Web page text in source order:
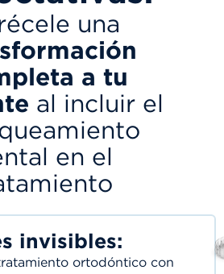
una
a tu
al incluir el
en el
invisibles:
ortodóntico con